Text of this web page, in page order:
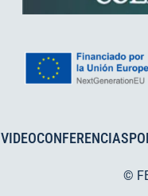
VIDEOCONFERENCIAS
©